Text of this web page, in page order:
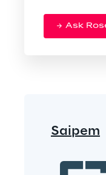
Ask
Saipem